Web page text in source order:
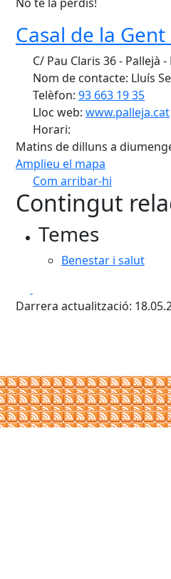
Casal de la Gent
C/ Pau Claris 36 - Pallejà
Nom de contacte: Lluís
Telèfon: 93 663 19 35
Lloc web: www.palleja.cat
Horari:
Matins de dilluns a
Amplieu el mapa
Com arribar-hi
+
−
Contingut
Temes
Benestar i salut
Darrera actualització: